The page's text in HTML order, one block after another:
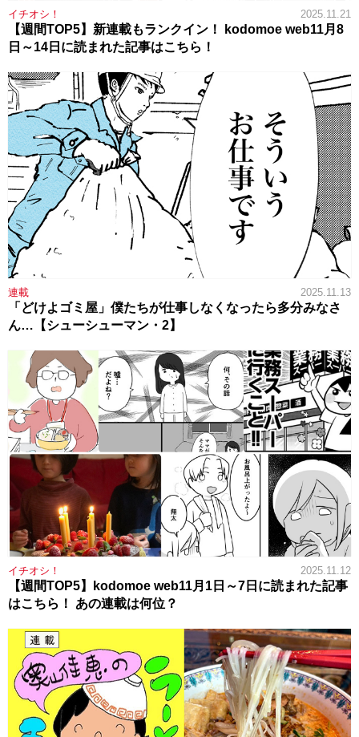
イチオシ！ 2025.11.21
【週間TOP5】新連載もランクイン！ kodomoe web11月8
日～14日に読まれた記事はこちら！
連載 2025.11.13
「どけよゴミ屋」僕たちが仕事しなくなったら多分みなさ
ん…【シューシューマン・2】
イチオシ！ 2025.11.12
【週間TOP5】kodomoe web11月1日～7日に読まれた記事
はこちら！ あの連載は何位？